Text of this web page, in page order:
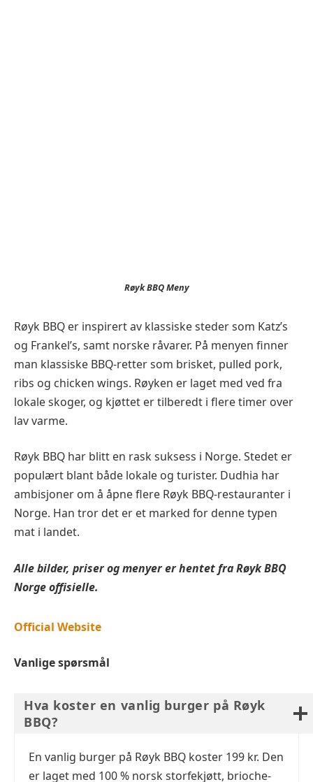
Røyk BBQ Meny
Røyk BBQ er inspirert av klassiske steder som Katz’s
og Frankel’s, samt norske råvarer. På menyen finner
man klassiske BBQ-retter som brisket, pulled pork,
ribs og chicken wings. Røyken er laget med ved fra
lokale skoger, og kjøttet er tilberedt i flere timer over
lav varme.
Røyk BBQ har blitt en rask suksess i Norge. Stedet er
populært blant både lokale og turister. Dudhia har
ambisjoner om å åpne flere Røyk BBQ-restauranter i
Norge. Han tror det er et marked for denne typen
mat i landet.
Alle bilder, priser og menyer er hentet fraRøyk BBQ
Norge offisielle.
Official Website
Vanlige spørsmål
Hva koster en vanlig burger på Røyk
BBQ?
En vanlig burger på Røyk BBQ koster 199 kr. Den
er laget med 100 % norsk storfekjøtt, brioche-